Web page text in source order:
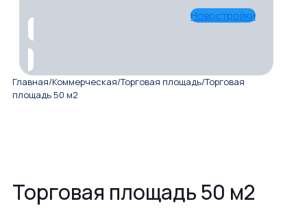
Новостройки
Главная/Коммерческая/Торговая площадь/Торговая
площадь 50 м2
Торговая площадь 50 м2